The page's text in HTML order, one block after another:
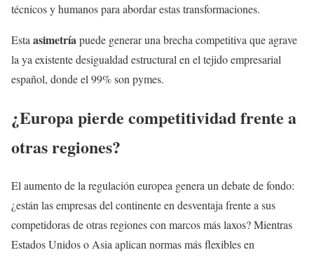
técnicos y humanos para abordar estas transformaciones.
Estaasimetríapuede generar una brecha competitiva que agrave
la ya existente desigualdad estructural en el tejido empresarial
español, donde el 99% son pymes.
¿Europa pierde competitividad frente a
otras regiones?
El aumento de la regulación europea genera un debate de fondo:
¿están las empresas del continente en desventaja frente a sus
competidoras de otras regiones con marcos más laxos? Mientras
Estados Unidos o Asia aplican normas más flexibles en